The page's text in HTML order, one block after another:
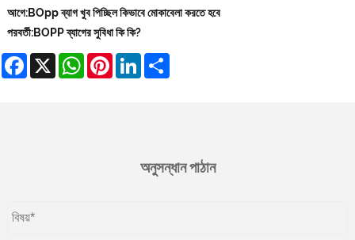
আগে:BOpp ব্যাগ খুব পিচ্ছিল কিভাবে মোকাবেলা করতে হবে
পরবর্তী:BOPP ব্যাগের সুবিধা কি কি?
Facebook
X WhatsApp
Pinterest
LinkedIn
অনুসন্ধান পাঠান